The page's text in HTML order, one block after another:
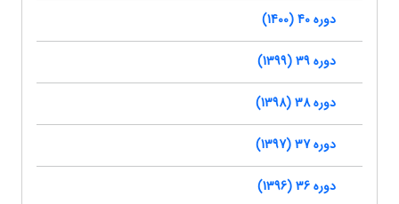
دوره 40 (1400)
دوره 39 (1399)
دوره 38 (1398)
دوره 37 (1397)
دوره 36 (1396)